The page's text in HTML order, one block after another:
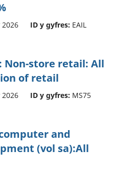
2026 ID y gyfres: EAIL
Non-store retail: All
of retail
2026 ID y gyfres: MS75
and
(vol sa):All